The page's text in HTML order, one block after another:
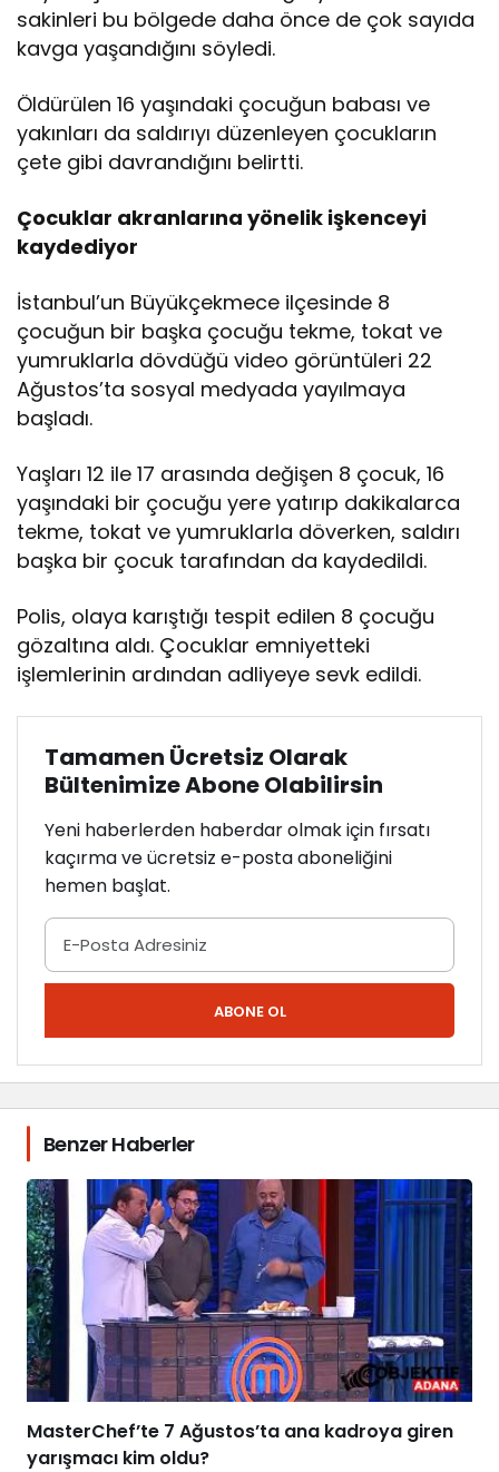
sakinleri bu bölgede daha önce de çok sayıda
kavga yaşandığını söyledi.
Öldürülen 16 yaşındaki çocuğun babası ve
yakınları da saldırıyı düzenleyen çocukların
çete gibi davrandığını belirtti.
Çocuklar akranlarına yönelik işkenceyi
kaydediyor
İstanbul’un Büyükçekmece ilçesinde 8
çocuğun bir başka çocuğu tekme, tokat ve
yumruklarla dövdüğü video görüntüleri 22
Ağustos’ta sosyal medyada yayılmaya
başladı.
Yaşları 12 ile 17 arasında değişen 8 çocuk, 16
yaşındaki bir çocuğu yere yatırıp dakikalarca
tekme, tokat ve yumruklarla döverken, saldırı
başka bir çocuk tarafından da kaydedildi.
Polis, olaya karıştığı tespit edilen 8 çocuğu
gözaltına aldı. Çocuklar emniyetteki
işlemlerinin ardından adliyeye sevk edildi.
Tamamen Ücretsiz Olarak
Bültenimize Abone Olabilirsin
Yeni haberlerden haberdar olmak için fırsatı
kaçırma ve ücretsiz e-posta aboneliğini
hemen başlat.
ABONE OL
Benzer Haberler
MasterChef’te 7 Ağustos’ta ana kadroya giren
yarışmacı kim oldu?